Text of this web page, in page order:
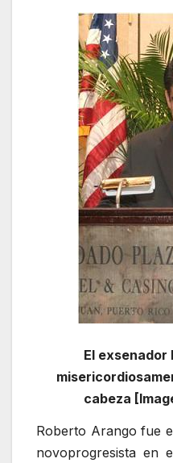
El exsenador
cabeza
Roberto Arango fue
novoprogresista en